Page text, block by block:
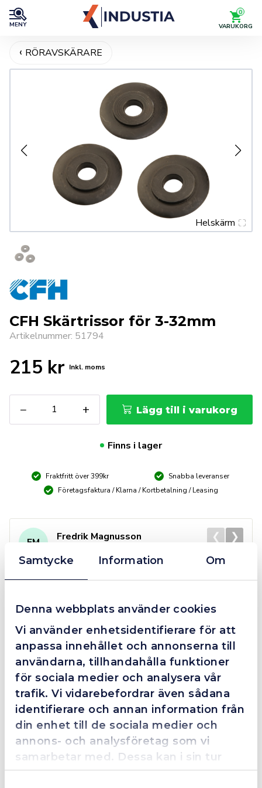
Samtycke Information Om
Denna webbplats använder cookies
Vi använder enhetsidentifierare för att
anpassa innehållet och annonserna till
användarna, tillhandahålla funktioner
för sociala medier och analysera vår
trafik. Vi vidarebefordrar även sådana
identifierare och annan information från
din enhet till de sociala medier och
annons- och analysföretag som vi
samarbetar med. Dessa kan i sin tur
kombinera informationen med annan
MENY
0
VARUKORG
RÖRAVSKÄRARE
Helskärm
CFH Skärtrissor för 3-32mm
Artikelnummer: 51794
215 kr Inkl. moms
−
Skärtrissor
för
+ Lägg till i varukorg
Finns i lager
Fraktfritt över 399kr
Snabba leveranser
Företagsfaktura / Klarna / Kortbetalning / Leasing
4.4 10 Reviews
FM
Fredrik Magnusson
Grym service!
Dom här grabbarna är definitionen av serviceminded.
Trots en billigare order, som det blev lite strul med,
så agerade dom blixtsnabbt och löste det långt över
förväntan. Hade kontakt med Alexander, som förtjänar
en extra guldstjärna.
❮ ❯